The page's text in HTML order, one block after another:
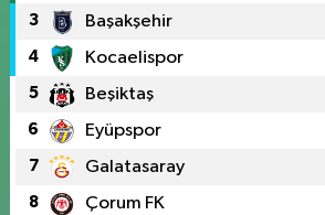
3 Başakşehir
4 Kocaelispor
5 Beşiktaş
6 Eyüpspor
7 Galatasaray
8 Çorum FK